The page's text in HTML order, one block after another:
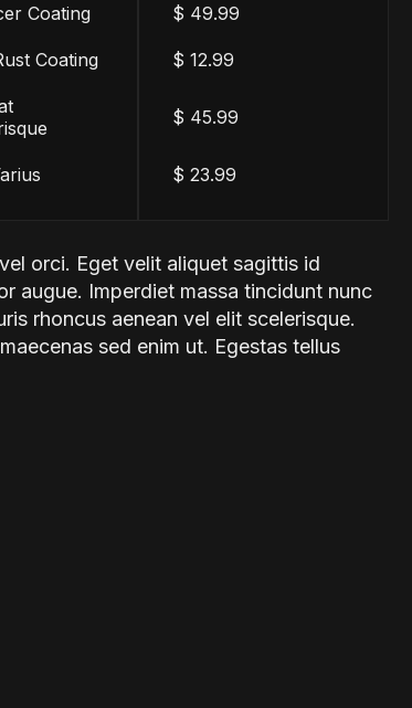
Coating $ 49.99
Coating $ 12.99
$ 45.99
$ 23.99
orci. Eget velit aliquet sagittis id
augue. Imperdiet massa tincidunt nunc
rhoncus aenean vel elit scelerisque.
sed enim ut. Egestas tellus